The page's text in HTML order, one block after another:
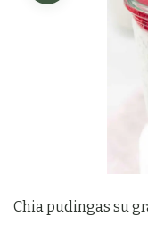
Chia pudingas su